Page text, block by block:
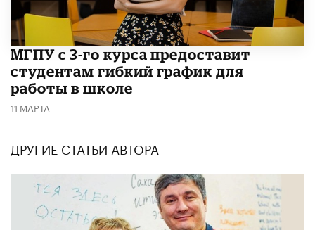
МГПУ с 3-го курса предоставит
студентам гибкий график для
работы в школе
11 МАРТА
ДРУГИЕ СТАТЬИ АВТОРА